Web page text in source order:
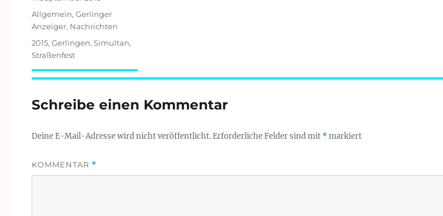
am
Kategorien
Allgemein, Gerlinger
Anzeiger, Nachrichten
Schlagwörter
2015, Gerlingen, Simultan,
Straßenfest
Schreibe einen Kommentar
Deine E-Mail-Adresse wird nicht veröffentlicht. Erforderliche Felder sind mit *markiert
KOMMENTAR *